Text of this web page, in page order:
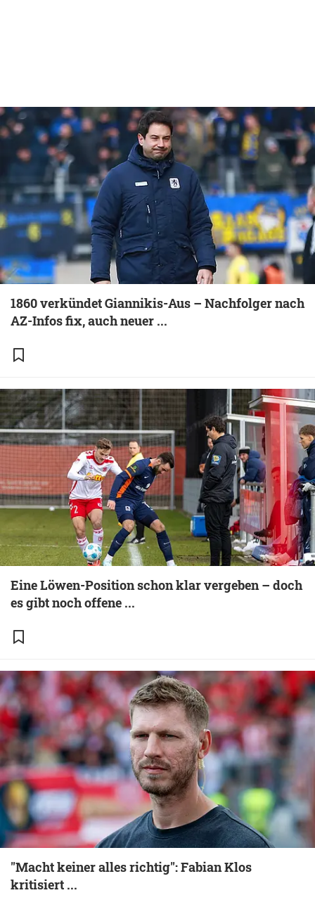
1860 verkündet Giannikis-Aus – Nachfolger nach
AZ-Infos fix, auch neuer ...
Eine Löwen-Position schon klar vergeben – doch
es gibt noch offene ...
"Macht keiner alles richtig": Fabian Klos
kritisiert ...